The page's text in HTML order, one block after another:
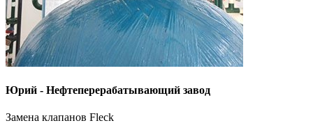
Юрий - Нефтеперерабатывающий завод
Замена клапанов Fleck